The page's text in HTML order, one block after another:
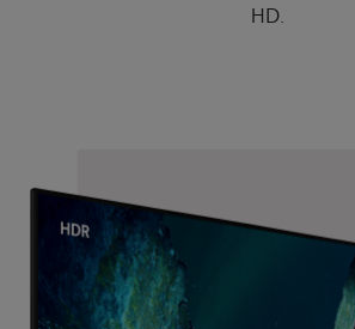
HD.